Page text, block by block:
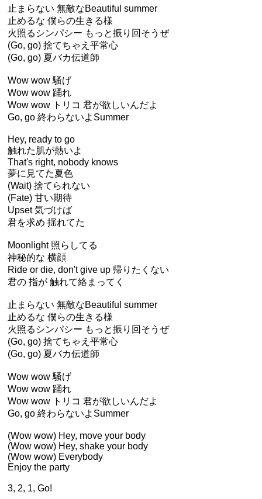
止まらない 無敵なBeautiful summer
止めるな 僕らの生きる様
火照るシンパシー もっと振り回そうぜ
(Go, go) 捨てちゃえ平常心
(Go, go) 夏バカ伝道師
Wow wow 騒げ
Wow wow 踊れ
Wow wow トリコ 君が欲しいんだよ
Go, go 終わらないよSummer
Hey, ready to go
触れた肌が熱いよ
That's right, nobody knows
夢に見てた夏色
(Wait) 捨てられない
(Fate) 甘い期待
Upset 気づけば
君を求め 揺れてた
Moonlight 照らしてる
神秘的な 横顔
Ride or die, don't give up 帰りたくない
君の 指が 触れて絡まってく
止まらない 無敵なBeautiful summer
止めるな 僕らの生きる様
火照るシンパシー もっと振り回そうぜ
(Go, go) 捨てちゃえ平常心
(Go, go) 夏バカ伝道師
Wow wow 騒げ
Wow wow 踊れ
Wow wow トリコ 君が欲しいんだよ
Go, go 終わらないよSummer
(Wow wow) Hey, move your body
(Wow wow) Hey, shake your body
(Wow wow) Everybody
Enjoy the party
3, 2, 1, Go!